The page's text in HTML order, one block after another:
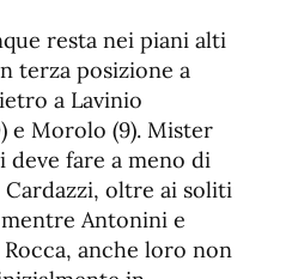
resta nei piani alti
terza posizione a
a Lavinio
e Morolo (9). Mister
deve fare a meno di
oltre ai soliti
Antonini e
anche loro non